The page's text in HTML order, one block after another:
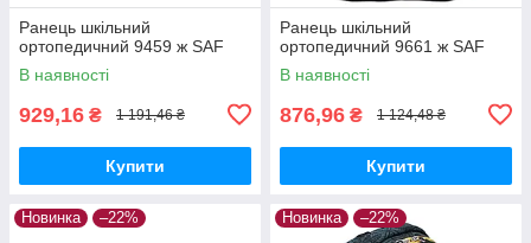
Ранець шкільний
ортопедичний 9459 ж SAF
В наявності
929,16 ₴ 1 191,46 ₴
Купити
Ранець шкільний
ортопедичний 9661 ж SAF
В наявності
876,96 ₴ 1 124,48 ₴
Купити
Новинка –22% Новинка –22%